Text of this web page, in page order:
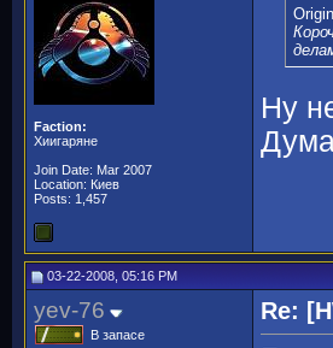
Faction:
Хиигаряне
Join Date: Mar 2007
Location: Киев
Posts: 1,457
Ну
03-22-2008, 05:16 PM
yev-76
В запасе
Re: